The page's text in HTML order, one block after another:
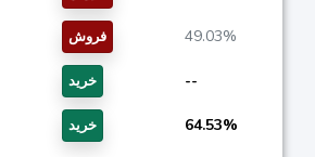
فروش 49.03%
خرید --
خرید 64.53%